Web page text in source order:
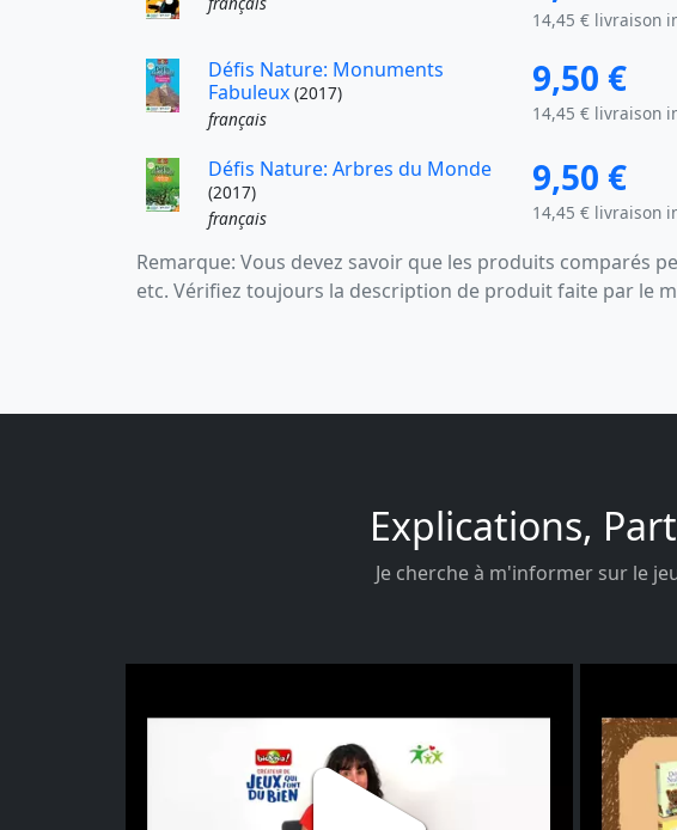
14,45 € livraison
Défis Nature: Monuments
Fabuleux (2017)
français
9,50 €
14,45 € livraison
Défis Nature: Arbres du Monde
(2017)
français
9,50 €
14,45 € livraison
Remarque: Vous devez savoir que les produits comparés
etc. Vérifiez toujours la description de produit faite par le
Explications,
Je cherche à m'informer sur le